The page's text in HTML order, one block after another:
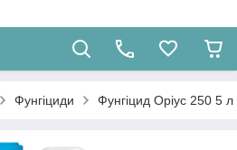
Фунгіциди Фунгіцид Оріус 250 5